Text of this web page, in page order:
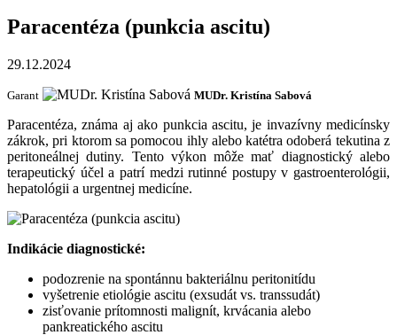
Paracentéza (punkcia ascitu)
29.12.2024
Garant MUDr. Kristína Sabová
Paracentéza, známa aj ako punkcia ascitu, je invazívny medicínsky
zákrok, pri ktorom sa pomocou ihly alebo katétra odoberá tekutina z
peritoneálnej dutiny. Tento výkon môže mať diagnostický alebo
terapeutický účel a patrí medzi rutinné postupy v gastroenterológii,
hepatológii a urgentnej medicíne.
Indikácie diagnostické:
podozrenie na spontánnu bakteriálnu peritonitídu
vyšetrenie etiológie ascitu (exsudát vs. transsudát)
zisťovanie prítomnosti malignít, krvácania alebo
pankreatického ascitu